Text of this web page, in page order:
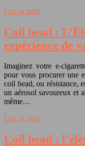
Lire la suite
Coil head :
expérience de
Imaginez votre e-
pour vous procurer une
coil head, ou résistance,
un aérosol savoureux et
même…
Lire la suite
Coil head :